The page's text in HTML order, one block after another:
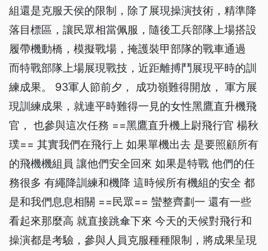
組還是克服天侯的限制，除了展現操演技術，精準降
落目標區，讓民眾相當佩服，隨後工兵部隊上場搭設
履帶機動橋，模擬戰場，掩護裝甲部隊的戰車通過
而特戰部隊上場展現戰技，近距離搏鬥展現平時的訓
練成果。 93軍人節前夕， 成功嶺難得開放， 軍方展
現訓練成果，就連平時難得一見的女性黑鷹直升機飛
官， 也參與這次任務 ==黑鷹直升機上尉飛行官 楊秋
璞== 其實我們在飛行上 如果單機出去 是要照顧所有
的飛機機組員 讓他們安全回來 如果是特戰 他們的任
務很多 有繩降訓練和機降 這時候所有機組的安全 都
是和我們息息相關 ==民眾== 蠻整齊劃一 還有一些
看起來那麼高 就直接跳傘下來 今天的天候對飛行和
操演都是考驗，參與人員克服種種限制，將成果呈現